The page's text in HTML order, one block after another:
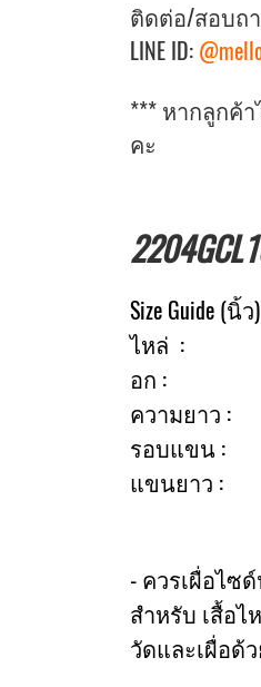
ติดต่อ/สอบถ
LINE ID:
*** หากลูกค้
คะ
Size Guide (นิ้ว)
ไหล่ :
อก :
ความยาว
รอบแขน
แขนยาว
- ควรเผื่อไซ
สำหรับ เสื้อ
วัดและเผื่อด้